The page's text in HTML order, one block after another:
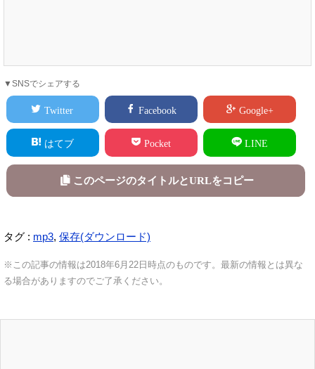
▼SNSでシェアする
Twitter Facebook Google+
はてブ Pocket LINE
このページのタイトルとURLをコピー
タグ : mp3, 保存(ダウンロード)
※この記事の情報は2018年6月22日時点のものです。最新の情報とは異な
る場合がありますのでご了承ください。